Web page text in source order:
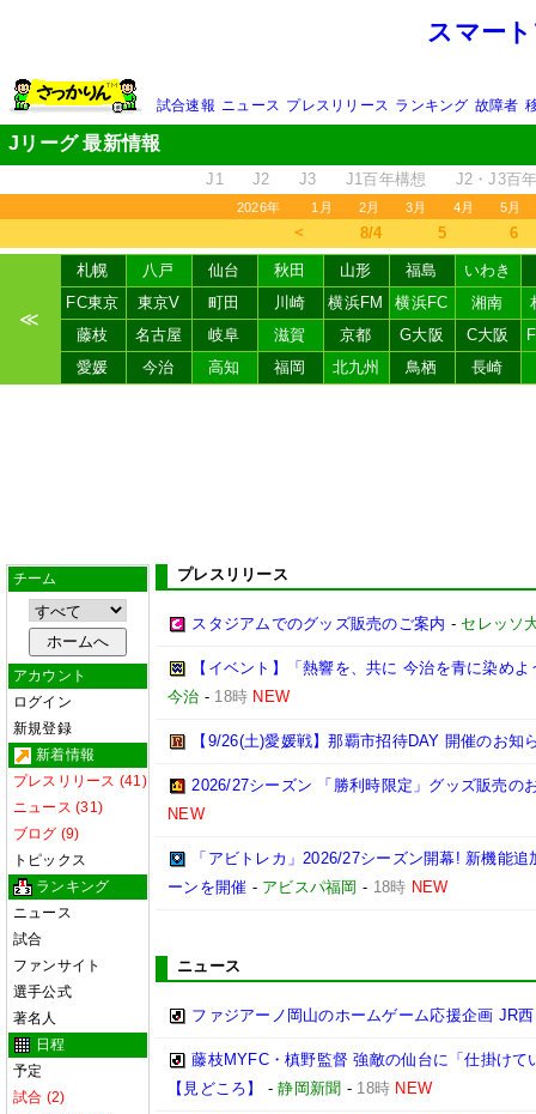
スマー
試合速報 ニュース プレスリリース ランキング 故障者
Jリーグ 最新情報
J1 J2 J3 J1百年構想 J2・J3百
2026年 1月 2月 3月 4月 5月
＜ 8/4 5 6
≪
札幌 八戸 仙台 秋田 山形 福島
いわき
FC東京
東京V 町田 川崎 横浜FM 横浜FC 湘南
藤枝
名古屋 岐阜 滋賀 京都 G大阪 C大阪
愛媛
今治 高知 福岡 北九州 鳥栖 長崎
チーム
アカウント
ログイン
新規登録
新着情報
プレスリリース (41)
ニュース (31)
ブログ (9)
トピックス
ランキング
ニュース
試合
ファンサイト
選手公式
著名人
日程
予定
試合 (2)
プレスリリース
スタジアムでのグッズ販売のご案内 - セレッソ
【イベント】「熱響を、共に 今治を青に染め
今治 - 18時 NEW
【9/26(土)愛媛戦】那覇市招待DAY 開催のお知
2026/27シーズン 「勝利時限定」グッズ販売の
NEW
「アビトレカ」2026/27シーズン開幕! 新機能
ーンを開催 - アビスパ福岡 - 18時 NEW
ニュース
ファジアーノ岡山のホームゲーム応援企画 JR
藤枝MYFC・槙野監督 強敵の仙台に「仕掛け
【見どころ】
-静岡新聞 - 18時 NEW